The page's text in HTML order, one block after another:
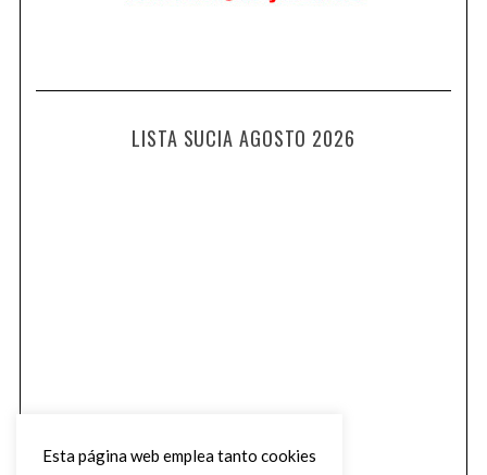
LISTA SUCIA AGOSTO 2026
Esta página web emplea tanto cookies